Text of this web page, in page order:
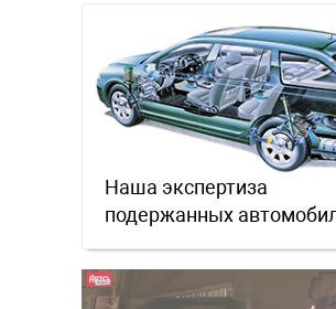
Наша экспертиза
подержанных